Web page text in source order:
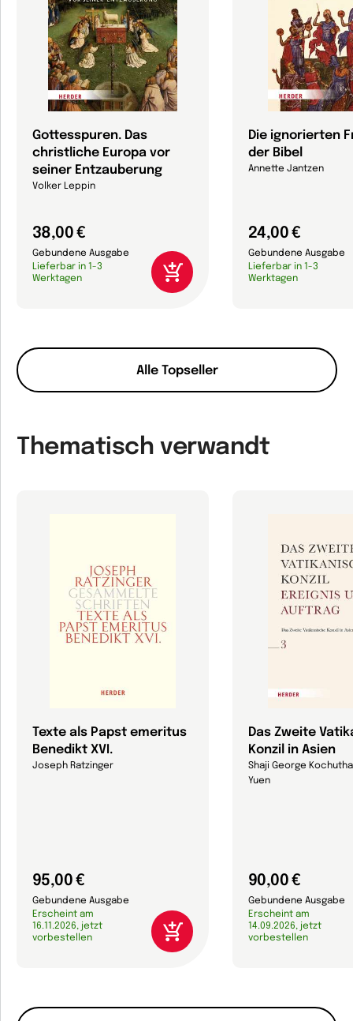
Alle Topseller
Gottesspuren. Das
christliche Europa vor
seiner Entzauberung
Volker Leppin
38,00 €
Gebundene Ausgabe
Lieferbar in 1-3
Werktagen
Die ignorierten
der Bibel
Annette Jantzen
24,00 €
Gebundene Ausgabe
Lieferbar in 1-3
Werktagen
Thematisch verwandt
Texte als Papst emeritus
Benedikt XVI.
Joseph Ratzinger
95,00 €
Gebundene Ausgabe
Erscheint am
16.11.2026, jetzt
vorbestellen
Das Zweite
Konzil in Asien
Shaji George
Yuen
90,00 €
Gebundene Ausgabe
Erscheint am
14.09.2026, jetzt
vorbestellen